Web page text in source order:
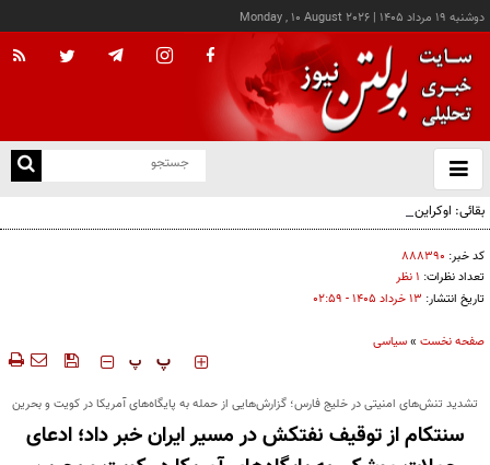
دوشنبه ۱۹ مرداد ۱۴۰۵ |
Monday , 10 August 2026
باز
و
بقائی: اوکراین جبران نکند، جبران می‌کنیم
کد خبر: ۸۸۸۳۹۰
تعداد نظرات: ۱ نظر
تاریخ انتشار: ۱۳ خرداد ۱۴۰۵ - ۰۲:۵۹
صفحه نخست »سیاسی
‍‍‍ پ پ
تشدید تنش‌های امنیتی در خلیج فارس؛ گزارش‌هایی از حمله به پایگاه‌های آمریکا در کویت و بحرین
سنتکام از توقیف نفتکش در مسیر ایران خبر داد؛ ادعای